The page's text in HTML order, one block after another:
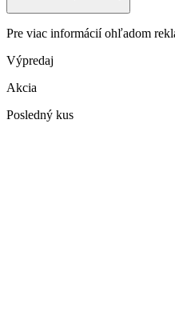
Pre viac informácií ohľadom
Výpredaj
Akcia
Posledný kus